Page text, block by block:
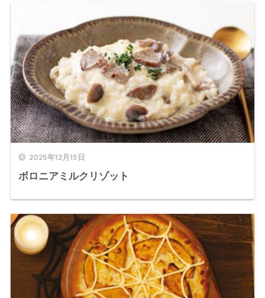
2025年12月15日
ボロニアミルクリゾット